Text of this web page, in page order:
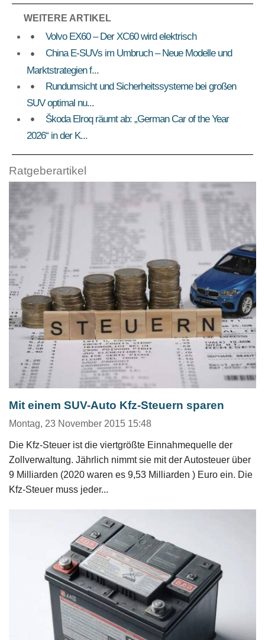
WEITERE ARTIKEL
Volvo EX60 – Der XC60 wird elektrisch
China E-SUVs im Umbruch – Neue Modelle und
Marktstrategien f...
Rundumsicht und Sicherheitssysteme bei großen
SUV optimal nu...
Škoda Elroq räumt ab: „German Car of the Year
2026“ in der K...
Ratgeberartikel
Mit einem SUV-Auto Kfz-Steuern sparen
Montag, 23 November 2015 15:48
Die Kfz-Steuer ist die viertgrößte Einnahmequelle der
Zollverwaltung. Jährlich nimmt sie mit der Autosteuer über
9 Milliarden (2020 waren es 9,53 Milliarden ) Euro ein. Die
Kfz-Steuer muss jeder...